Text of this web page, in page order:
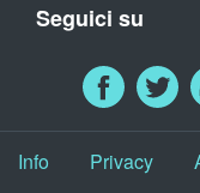
Seguici su
Info Privacy